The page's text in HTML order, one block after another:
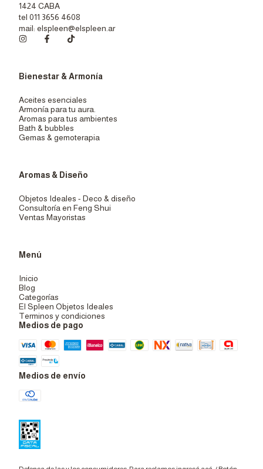
1424 CABA
tel 011 3656 4608
mail: elspleen@elspleen.ar
Bienestar & Armonía
Aceites esenciales
Armonía para tu aura.
Aromas para tus ambientes
Bath & bubbles
Gemas & gemoterapia
Aromas & Diseño
Objetos Ideales - Deco & diseño
Consultoría en Feng Shui
Ventas Mayoristas
Menú
Inicio
Blog
Categorías
El Spleen Objetos Ideales
Terminos y condiciones
Medios de pago
Medios de envío